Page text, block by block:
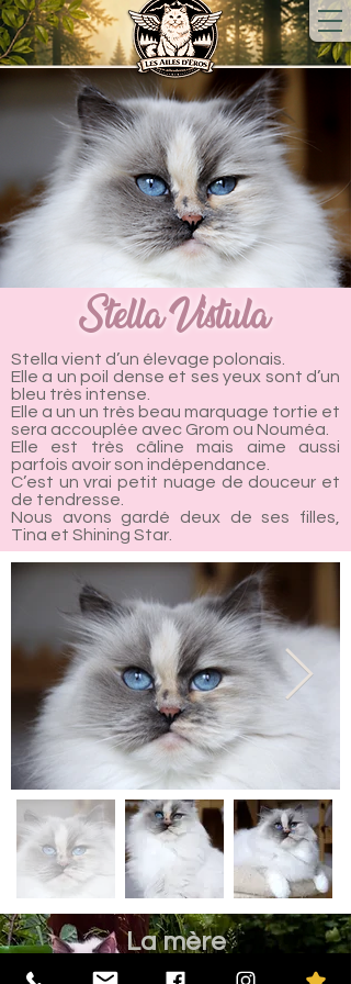
Stella Vistula
Stella vient d’un élevage polonais.
Elle a un poil dense et ses yeux sont d’un
bleu très intense.
Elle a un un très beau marquage tortie et
sera accouplée avec Grom ou Nouméa.
Elle est très câline mais aime aussi
parfois avoir son indépendance.
C’est un vrai petit nuage de douceur et
de tendresse.
Nous avons gardé deux de ses filles,
Tina et Shining Star.
La mère